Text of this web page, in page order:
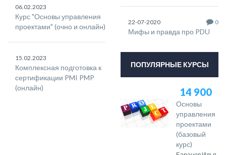
06.02.2023
Курс "Основы управления
проектами" (очно и онлайн)
15.02.2023
Комплексная подготовка к
сертификации PMI PMP
(онлайн)
22-07-2020 0
Мифы и правда про PDU
ПОПУЛЯРНЫЕ КУРСЫ
14 900
Основы
управления
проектами
(базовый
курс)